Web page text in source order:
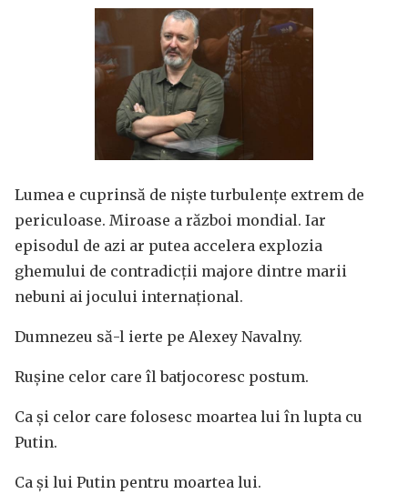
Lumea e cuprinsă de niște turbulențe extrem de
periculoase. Miroase a război mondial. Iar
episodul de azi ar putea accelera explozia
ghemului de contradicții majore dintre marii
nebuni ai jocului internațional.
Dumnezeu să-l ierte pe Alexey Navalny.
Rușine celor care îl batjocoresc postum.
Ca și celor care folosesc moartea lui în lupta cu
Putin.
Ca și lui Putin pentru moartea lui.